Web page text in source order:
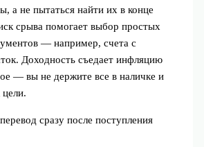
а не пытаться найти их в конце
срыва помогает выбор простых
— например, счета с
Доходность съедает инфляцию
— вы не держите все в наличке и
сразу после поступления